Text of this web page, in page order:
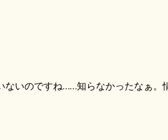
いのですね……知らなかったなぁ。